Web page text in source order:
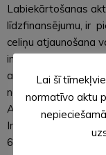
Labiekārtošanas
līdzfinansējumu, ir
celiņu atjaunošana
apgaismojuma
nepieciešamo
Alūksnes novada
Ingus Berkuļa, e-
64381492,
Lai šī
normatīvo aktu